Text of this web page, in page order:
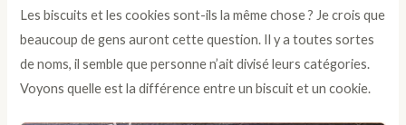
Les biscuits et les cookies sont-ils la même chose ? Je crois que
beaucoup de gens auront cette question. Il y a toutes sortes
de noms, il semble que personne n’ait divisé leurs catégories.
Voyons quelle est la différence entre un biscuit et un cookie.